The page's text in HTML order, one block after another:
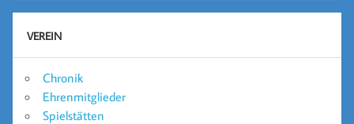
VEREIN
Chronik
Ehrenmitglieder
Spielstätten